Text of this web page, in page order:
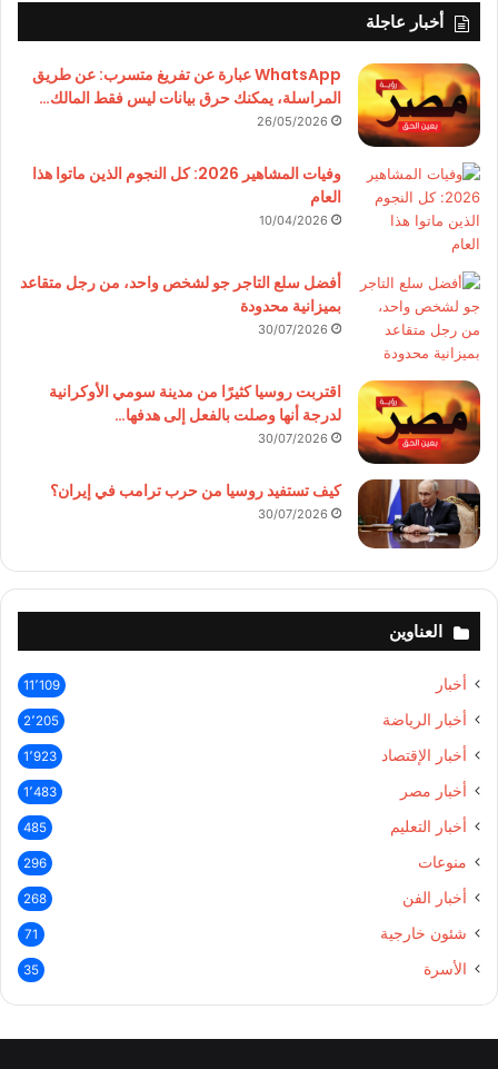
أخبار عاجلة
WhatsApp عبارة عن تفريغ متسرب: عن طريق
المراسلة، يمكنك حرق بيانات ليس فقط المالك…
26/05/2026
وفيات المشاهير 2026: كل النجوم الذين ماتوا هذا
العام
10/04/2026
أفضل سلع التاجر جو لشخص واحد، من رجل متقاعد
بميزانية محدودة
30/07/2026
اقتربت روسيا كثيرًا من مدينة سومي الأوكرانية
لدرجة أنها وصلت بالفعل إلى هدفها…
30/07/2026
كيف تستفيد روسيا من حرب ترامب في إيران؟
30/07/2026
العناوين
أخبار 11٬109
أخبار الرياضة 2٬205
أخبار الإقتصاد 1٬923
أخبار مصر 1٬483
أخبار التعليم 485
منوعات 296
أخبار الفن 268
شئون خارجية 71
الأسرة 35